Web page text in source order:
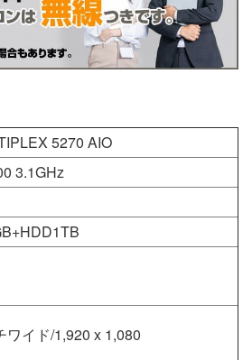
5270 AIO
3.1GHz
ワイド/1,920 x 1,080